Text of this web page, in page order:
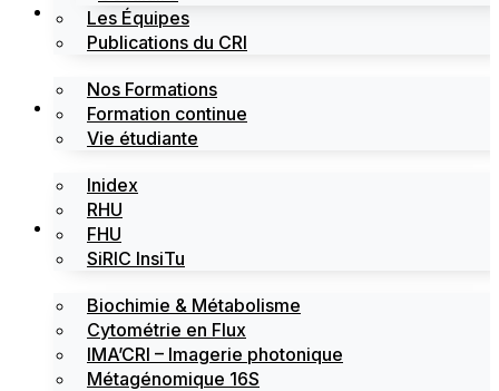
Les Équipes
Publications du CRI
Formations
Nos Formations
Formation continue
Vie étudiante
Labels
Inidex
RHU
FHU
SiRIC InsiTu
Les plateformes
Biochimie & Métabolisme
Cytométrie en Flux
IMA’CRI – Imagerie photonique
Métagénomique 16S